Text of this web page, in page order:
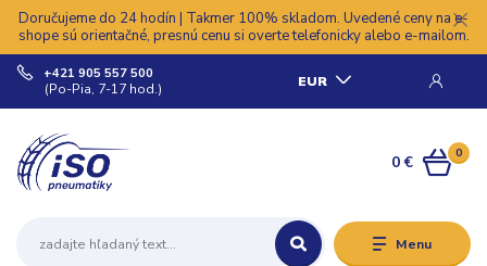
Doručujeme do 24 hodín | Takmer 100% skladom. Uvedené ceny na e-
shope sú orientačné, presnú cenu si overte telefonicky alebo e-mailom.
Menu
EUR
+421 905 557 500
(Po-Pia, 7-17 hod.)
0
0 €